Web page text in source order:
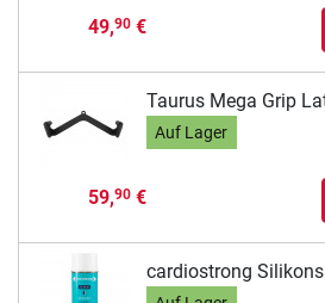
49,90€
Taurus Mega Grip
Auf Lager
59,90€
cardiostrong